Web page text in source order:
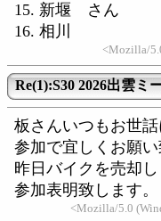
15. 新堰 さん
16. 相川
<Mozilla/
Re(1):S30 2026出雲ミ
板さんいつもお世話
参加で宜しくお願い
昨日バイクを売却
参加表明致します。
<Mozilla/5.0